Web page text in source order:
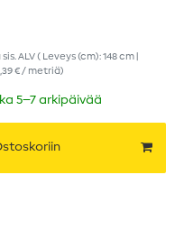
sis. ALV( Leveys (cm): 148 cm |
€ / metriä)
5–7 arkipäivää